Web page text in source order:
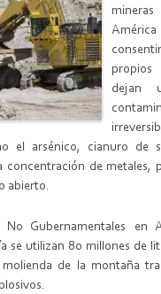
dejan
el arsénico, cianuro de
concentración de metales,
abierto.
No Gubernamentales en
se utilizan 80 millones de
de la montaña